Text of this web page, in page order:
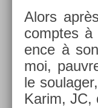
Alors
com­ptes
ence à
moi,
le
Karim, JC,